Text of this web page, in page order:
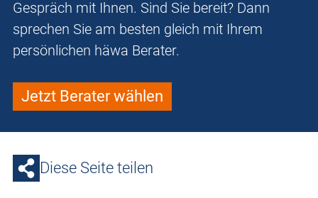
Gespräch mit Ihnen. Sind Sie bereit? Dann
sprechen Sie am besten gleich mit Ihrem
persönlichen häwa Berater.
Jetzt Berater wählen
Diese Seite teilen